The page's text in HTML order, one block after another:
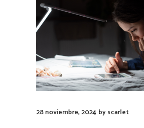
28 noviembre, 2024 byscarlet